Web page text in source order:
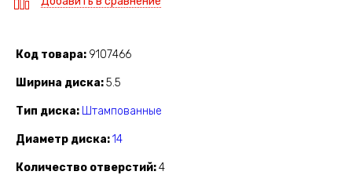
Код товара 9107466
Ширина диска 5.5
Тип диска Штампованные
Диаметр диска 14
Количество отверстий 4